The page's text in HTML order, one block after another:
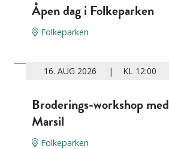
Åpen dag i Folkeparken
Folkeparken
16. AUG 2026 | KL 12:00
Broderings-workshop med
Marsil
Folkeparken